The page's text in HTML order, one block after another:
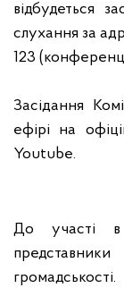
відбудеться
слухання за
123
Засідання
ефірі на
Youtube.
До участі в
громадськості.